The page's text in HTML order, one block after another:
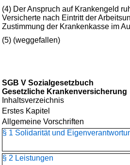
(4) Der Anspruch auf Krankengeld
Versicherte nach Eintritt der
Zustimmung der Krankenkasse im
(5) (weggefallen)
SGB V Sozialgesetzbuch
Gesetzliche Krankenversicherung
Inhaltsverzeichnis
Erstes Kapitel
Allgemeine Vorschriften
§ 1 Solidarität und
§ 2 Leistungen